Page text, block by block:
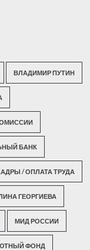
ВЛАДИМИР ПУТИН
БАНК
/ ОПЛАТА ТРУДА
ГЕОРГИЕВА
МИД РОССИИ
ФОНД